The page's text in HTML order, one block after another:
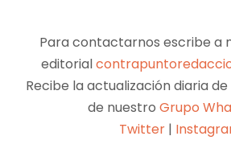
Para contactarnos escribe a
editorial
Recibe la actualización diaria
de nuestro Grupo
Twitter |